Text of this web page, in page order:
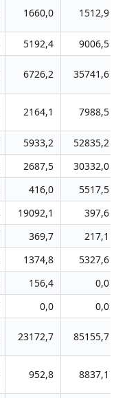
1660,0 1512,9
5192,4
9006,5
6726,2 35741,6
2164,1 7988,5
5933,2
52835,2
2687,5 30332,0
416,0
5517,5
19092,1
397,6
369,7
217,1
1374,8
5327,6
156,4
0,0
0,0
0,0
23172,7 85155,7
952,8 8837,1